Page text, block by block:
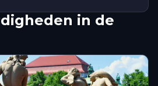
in de